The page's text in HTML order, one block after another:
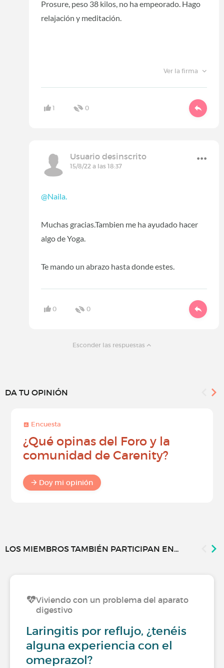
Prosure, peso 38 kilos, no ha empeorado. Hago
relajación y meditación.
Ver la firma
1 0
Usuario desinscrito
15/8/22 a las 18:37
@Naila.
Muchas gracias.Tambien me ha ayudado hacer
algo de Yoga.
Te mando un abrazo hasta donde estes.
0 0
Esconder las respuestas
DA TU OPINIÓN
Encuesta
¿Qué opinas del Foro y la
comunidad de Carenity?
Doy mi opinión
LOS MIEMBROS TAMBIÉN PARTICIPAN EN...
Viviendo con un problema del aparato
digestivo
Laringitis por reflujo, ¿tenéis
alguna experiencia con el
omeprazol?